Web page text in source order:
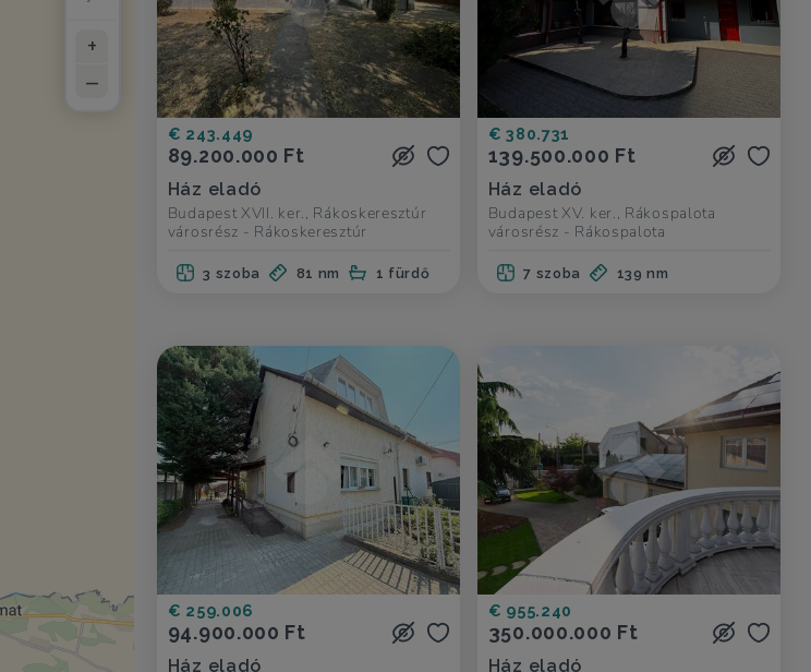
€ 243.449
89.200.000 Ft
Ház eladó
Budapest XVII. ker., Rákoskeresztúr
városrész - Rákoskeresztúr
3 szoba 81 nm 1 fürdő
€ 380.731
139.500.000 Ft
Ház eladó
Budapest XV. ker., Rákospalota
városrész - Rákospalota
7 szoba 139 nm
€ 259.006
94.900.000 Ft
Ház eladó
€ 955.240
350.000.000 Ft
Ház eladó
+
–